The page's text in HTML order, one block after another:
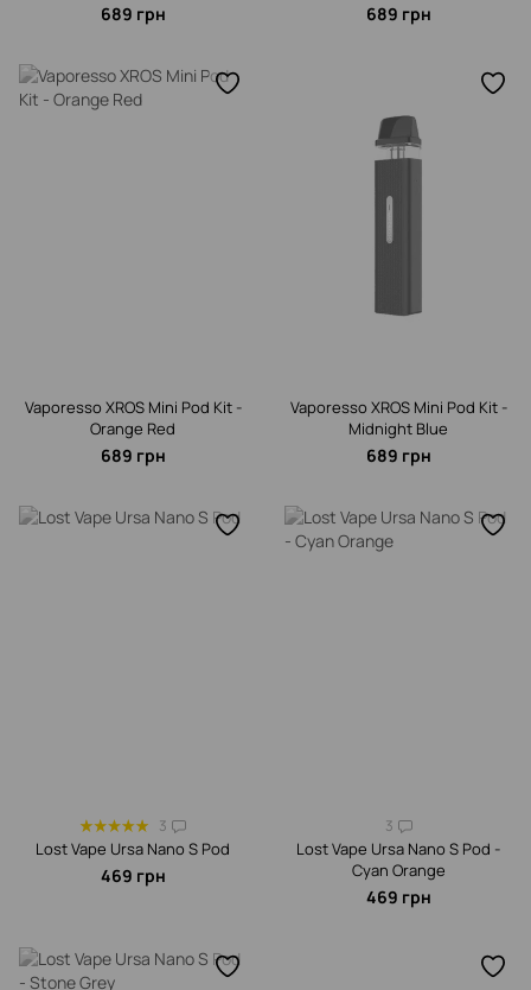
689 грн 689 грн
Vaporesso XROS Mini Pod Kit -
Orange Red
689 грн
Vaporesso XROS Mini Pod Kit -
Midnight Blue
689 грн
3
Lost Vape Ursa Nano S Pod
469 грн
3
Lost Vape Ursa Nano S Pod -
Cyan Orange
469 грн